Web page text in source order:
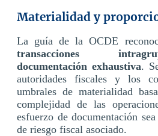
Materialidad y
La guía de la OCDE
transacciones
documentación exhaustiva.
autoridades fiscales y los
umbrales de materialidad
complejidad de las
esfuerzo de documentación
de riesgo fiscal asociado.